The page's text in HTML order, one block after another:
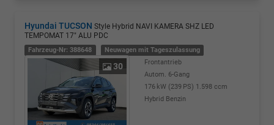
Hyundai TUCSON Style Hybrid NAVI KAMERA SHZ LED
TEMPOMAT 17" ALU PDC
Fahrzeug-Nr: 388648 Neuwagen mit Tageszulassung
30
Frontantrieb
Autom. 6-Gang
176 kW (239 PS) 1.598 ccm
Hybrid Benzin